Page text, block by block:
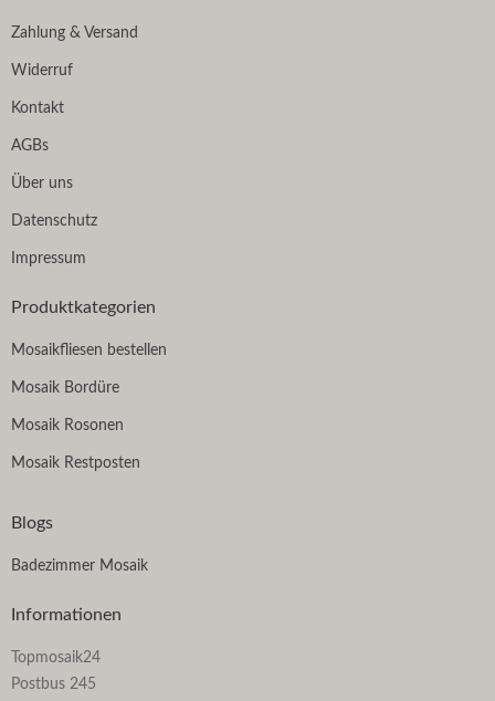
Zahlung & Versand
Widerruf
Kontakt
AGBs
Über uns
Datenschutz
Impressum
Produktkategorien
Mosaikfliesen bestellen
Mosaik Bordüre
Mosaik Rosonen
Mosaik Restposten
Blogs
Badezimmer Mosaik
Informationen
Topmosaik24
Postbus 245